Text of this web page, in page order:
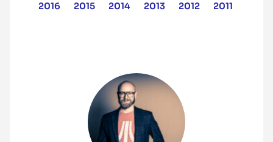
2016
2015 2014 2013 2012 2011